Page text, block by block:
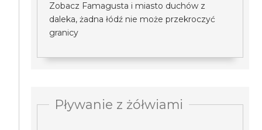
Zobacz Famagusta i miasto duchów z
daleka, żadna łódź nie może przekroczyć
granicy
Pływanie z żółwiami